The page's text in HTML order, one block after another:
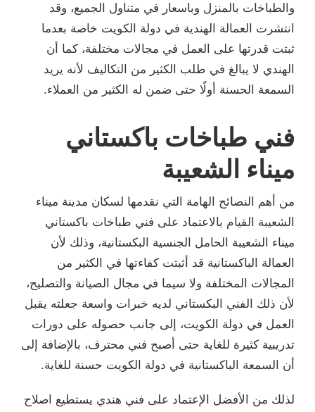
والطباخات بالمنزل وباسعار في متناول الجميع، وقد
انتشرت العمالة الهندية في دولة الكويت خاصة بعدما
ثبتت قدرتها على العمل في مجالات مختلفة، كما أن
الهندي لا يبالغ في طلب الكثير من التكاليف لأنه يريد
السمعة الحسنة أولًا حتى ضمن له الكثير من العملاء.
فني طباخات باكستاني
ميناء الشعيبة
من أهم النصائح الهامة التي نقدمها لسكان مدينة ميناء
الشعيبة القيام بالاعتماد على فني طباخات باكستاني
ميناء الشعيبة الحامل الجنسية البكستانية، وذلك لأن
العمالة الباكستانية قد أثبتت كفاءتها في الكثير من
المجالات المختلفة ولا سيما في مجال الصيانة والتصليح،
لأن ذلك الفني البكستاني لديه خبرات واسعة جعلته يقبل
العمل في دولة الكويت، إلى جانب حصوله على دورات
تدريبية كثيرة للغاية حتى أصبح فني محترف، بالإضافة إلى
أن السمعة الباكستانية في دولة الكويت حسنة للغاية.
لذلك من الأفضل الإعتماد على فني هندي يستطيع اصلاح